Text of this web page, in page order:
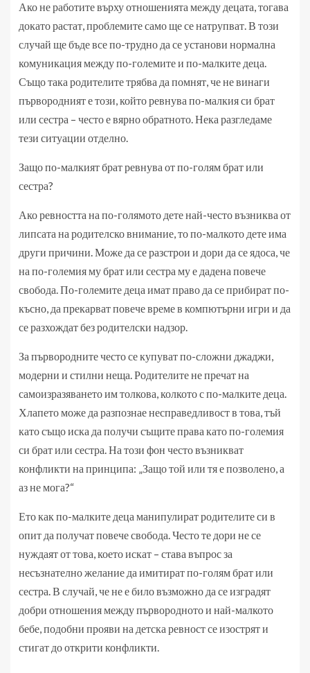
Ако не работите върху отношенията между децата, тогава
докато растат, проблемите само ще се натрупват. В този
случай ще бъде все по-трудно да се установи нормална
комуникация между по-големите и по-малките деца.
Също така родителите трябва да помнят, че не винаги
първородният е този, който ревнува по-малкия си брат
или сестра – често е вярно обратното. Нека разгледаме
тези ситуации отделно.
Защо по-малкият брат ревнува от по-голям брат или
сестра?
Ако ревността на по-голямото дете най-често възниква от
липсата на родителско внимание, то по-малкото дете има
други причини. Може да се разстрои и дори да се ядоса, че
на по-големия му брат или сестра му е дадена повече
свобода. По-големите деца имат право да се прибират по-
късно, да прекарват повече време в компютърни игри и да
се разхождат без родителски надзор.
За първородните често се купуват по-сложни джаджи,
модерни и стилни неща. Родителите не пречат на
самоизразяването им толкова, колкото с по-малките деца.
Хлапето може да разпознае несправедливост в това, тъй
като също иска да получи същите права като по-големия
си брат или сестра. На този фон често възникват
конфликти на принципа: „Защо той или тя е позволено, а
аз не мога?“
Ето как по-малките деца манипулират родителите си в
опит да получат повече свобода. Често те дори не се
нуждаят от това, което искат – става въпрос за
несъзнателно желание да имитират по-голям брат или
сестра. В случай, че не е било възможно да се изградят
добри отношения между първородното и най-малкото
бебе, подобни прояви на детска ревност се изострят и
стигат до открити конфликти.